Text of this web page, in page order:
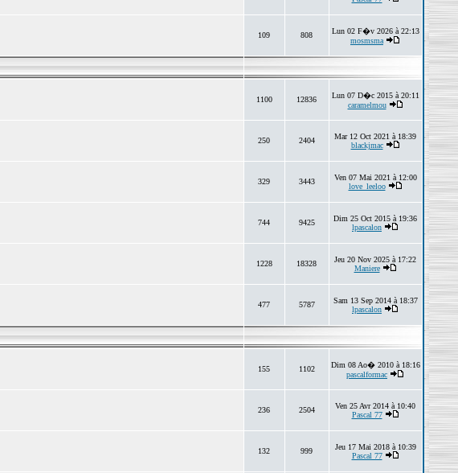
109 808
Lun 02 F�v 2026 à 22:13
mosmsma
1100 12836
Lun 07 D�c 2015 à 20:11
caramelmou
250 2404
Mar 12 Oct 2021 à 18:39
blackjmac
329 3443
Ven 07 Mai 2021 à 12:00
love_leeloo
744 9425
Dim 25 Oct 2015 à 19:36
lpascalon
1228 18328
Jeu 20 Nov 2025 à 17:22
Maniere
477 5787
Sam 13 Sep 2014 à 18:37
lpascalon
155 1102
Dim 08 Ao� 2010 à 18:16
pascalformac
236 2504
Ven 25 Avr 2014 à 10:40
Pascal 77
132 999
Jeu 17 Mai 2018 à 10:39
Pascal 77